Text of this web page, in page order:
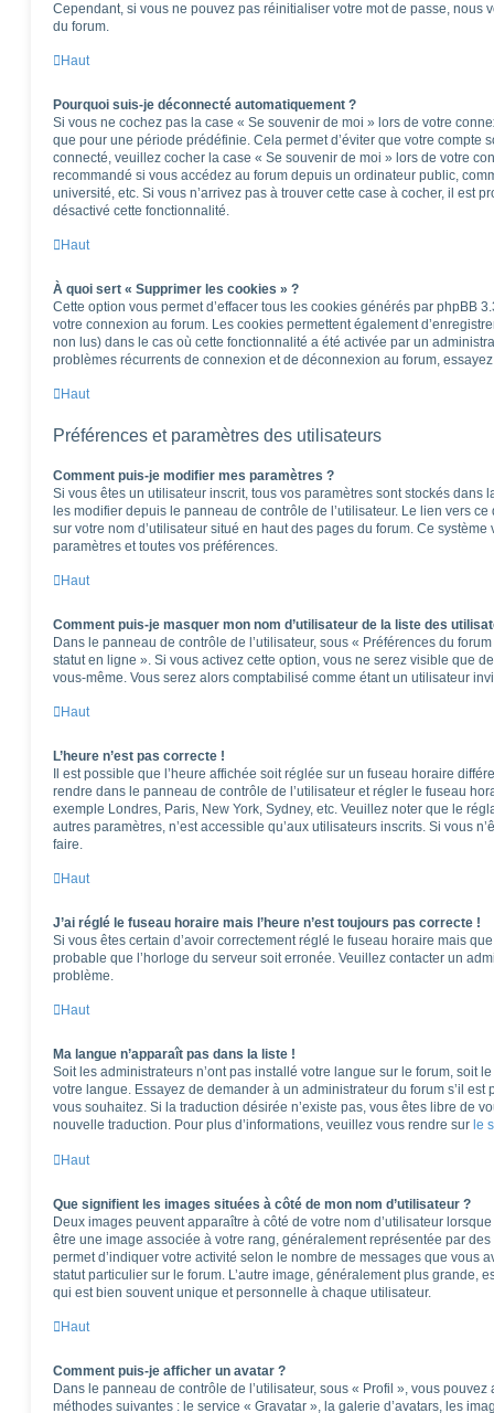
Cependant, si vous ne pouvez pas réinitialiser votre mot de passe, nous
du forum.
Haut
Pourquoi suis-je déconnecté automatiquement ?
Si vous ne cochez pas la case « Se souvenir de moi » lors de votre
que pour une période prédéfinie. Cela permet d’éviter que votre compte
connecté, veuillez cocher la case « Se souvenir de moi » lors de votre
recommandé si vous accédez au forum depuis un ordinateur public,
université, etc. Si vous n’arrivez pas à trouver cette case à cocher, il est
désactivé cette fonctionnalité.
Haut
À quoi sert « Supprimer les cookies » ?
Cette option vous permet d’effacer tous les cookies générés par phpBB
votre connexion au forum. Les cookies permettent également
non lus) dans le cas où cette fonctionnalité a été activée par un
problèmes récurrents de connexion et de déconnexion au forum,
Haut
Préférences et paramètres des utilisateurs
Comment puis-je modifier mes paramètres ?
Si vous êtes un utilisateur inscrit, tous vos paramètres sont stockés dans
les modifier depuis le panneau de contrôle de l’utilisateur. Le lien vers
sur votre nom d’utilisateur situé en haut des pages du forum. Ce
paramètres et toutes vos préférences.
Haut
Comment puis-je masquer mon nom d’utilisateur de la liste des
Dans le panneau de contrôle de l’utilisateur, sous « Préférences du
statut en ligne ». Si vous activez cette option, vous ne serez visible que
vous-même. Vous serez alors comptabilisé comme étant un utilisateur
Haut
L’heure n’est pas correcte !
Il est possible que l’heure affichée soit réglée sur un fuseau horaire
rendre dans le panneau de contrôle de l’utilisateur et régler le fuseau
exemple Londres, Paris, New York, Sydney, etc. Veuillez noter que le
autres paramètres, n’est accessible qu’aux utilisateurs inscrits. Si vous
faire.
Haut
J’ai réglé le fuseau horaire mais l’heure n’est toujours pas correcte !
Si vous êtes certain d’avoir correctement réglé le fuseau horaire mais
probable que l’horloge du serveur soit erronée. Veuillez contacter un
problème.
Haut
Ma langue n’apparaît pas dans la liste !
Soit les administrateurs n’ont pas installé votre langue sur le forum, soit
votre langue. Essayez de demander à un administrateur du forum s’il
vous souhaitez. Si la traduction désirée n’existe pas, vous êtes libre de
nouvelle traduction. Pour plus d’informations, veuillez vous rendre sur le
Haut
Que signifient les images situées à côté de mon nom d’utilisateur ?
Deux images peuvent apparaître à côté de votre nom d’utilisateur
être une image associée à votre rang, généralement représentée par
permet d’indiquer votre activité selon le nombre de messages que vous
statut particulier sur le forum. L’autre image, généralement plus grande,
qui est bien souvent unique et personnelle à chaque utilisateur.
Haut
Comment puis-je afficher un avatar ?
Dans le panneau de contrôle de l’utilisateur, sous « Profil », vous
méthodes suivantes : le service « Gravatar », la galerie d’avatars, les